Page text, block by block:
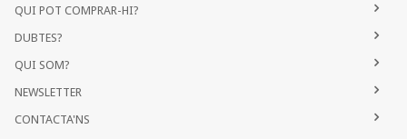
QUI POT COMPRAR-HI?
DUBTES?
QUI SOM?
NEWSLETTER
CONTACTA'NS